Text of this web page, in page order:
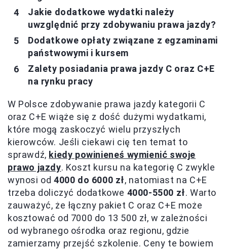
Jakie dodatkowe wydatki należy
uwzględnić przy zdobywaniu prawa jazdy?
Dodatkowe opłaty związane z egzaminami
państwowymi i kursem
Zalety posiadania prawa jazdy C oraz C+E
na rynku pracy
W Polsce zdobywanie prawa jazdy kategorii C
oraz C+E wiąże się z dość dużymi wydatkami,
które mogą zaskoczyć wielu przyszłych
kierowców. Jeśli ciekawi cię ten temat to
sprawdź, kiedy powinieneś wymienić swoje
prawo jazdy. Koszt kursu na kategorię C zwykle
wynosi od 4000 do 6000 zł, natomiast na C+E
trzeba doliczyć dodatkowe 4000-5500 zł. Warto
zauważyć, że łączny pakiet C oraz C+E może
kosztować od 7000 do 13 500 zł, w zależności
od wybranego ośrodka oraz regionu, gdzie
zamierzamy przejść szkolenie. Ceny te bowiem